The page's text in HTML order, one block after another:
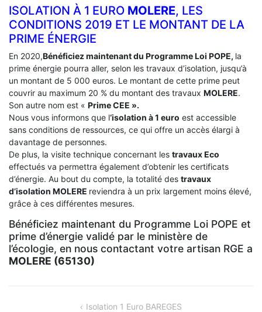
ISOLATION À 1 EURO MOLERE, LES
CONDITIONS 2019 ET LE MONTANT DE LA
PRIME ÉNERGIE
En 2020,Bénéficiez maintenant du Programme Loi POPE, la
prime énergie pourra aller, selon les travaux d’isolation, jusqu’à
un montant de 5 000 euros. Le montant de cette prime peut
couvrir au maximum 20 % du montant des travaux MOLERE.
Son autre nom est « Prime CEE ».
Nous vous informons que l‘isolation à 1 euro est accessible
sans conditions de ressources, ce qui offre un accès élargi à
davantage de personnes.
De plus, la visite technique concernant les travaux Eco
effectués va permettra également d’obtenir les certificats
d’énergie. Au bout du compte, la totalité des travaux
d’isolation MOLERE reviendra à un prix largement moins élevé,
grâce à ces différentes mesures.
Bénéficiez maintenant du Programme Loi POPE et
prime d’énergie validé par le ministère de
l’écologie, en nous contactant votre artisan RGE a
MOLERE (65130)
Isolation 1 Euro BAREGES